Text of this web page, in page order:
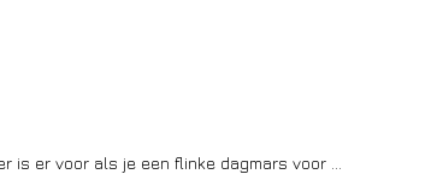
is er voor als je een flinke dagmars voor …